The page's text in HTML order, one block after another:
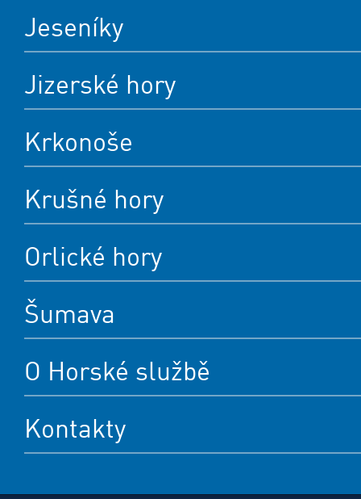
Jeseníky
Jizerské hory
Krkonoše
Krušné hory
Orlické hory
Šumava
O Horské službě
Kontakty